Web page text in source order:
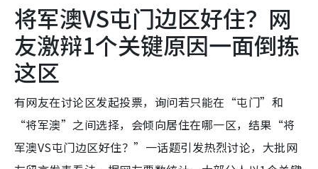
将军澳VS屯门边区好住？网
友激辩1个关键原因一面倒拣
这区
有网友在讨论区发起投票，询问若只能在“屯门”和
“将军澳”之间选择，会倾向居住在哪一区，结果“将
军澳VS屯门边区好住？”一话题引发热烈讨论，大批网